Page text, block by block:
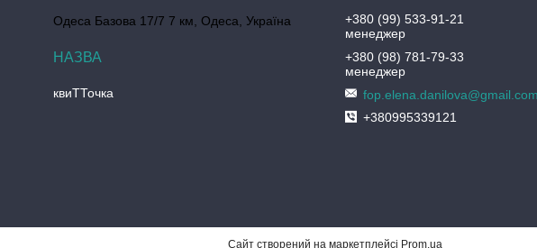
Одеса Базова 17/7 7 км, Одеса, Україна
квиТТочка
+380 (99) 533-91-21
менеджер
+380 (98) 781-79-33
менеджер
fop.elena.danilova@gmail.com
+380995339121
Сайт створений на маркетплейсі Prom.ua